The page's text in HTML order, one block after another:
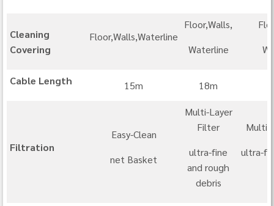
Cleaning
Covering
Floor,Walls,Waterline
Floor,Walls,
Waterline
Cable Length 15m 18m
Filtration
Easy-Clean
net Basket
Multi-Layer
Filter
ultra-fine
and rough
debris
Multi-
ultra-